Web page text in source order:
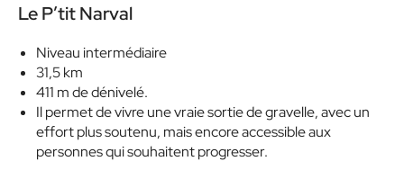
Le P’tit Narval
Niveau intermédiaire
31,5 km
411 m de dénivelé.
Il permet de vivre une vraie sortie de gravelle, avec un
effort plus soutenu, mais encore accessible aux
personnes qui souhaitent progresser.